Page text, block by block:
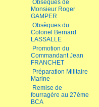
Obsèques de
Monsieur Roger
GAMPER
Obsèques du
Colonel Bernard
LASSALLE
Promotion du
Commandant Jean
FRANCHET
Préparation Militaire
Marine
Remise de
fourragère au 27ème
BCA